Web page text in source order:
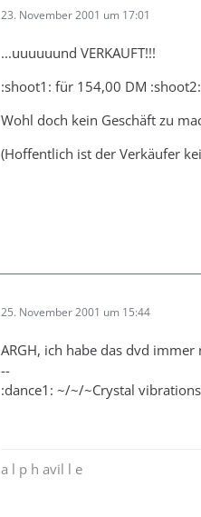
23. November 2001 um 17:01
...uuuuuund VERKAUFT!!!
:shoot1: für 154,00 DM :shoot2:
Wohl doch kein Geschäft zu
(Hoffentlich ist der Verkäufer
25. November 2001 um 15:44
ARGH, ich habe das dvd
--
:dance1: ~/~/~Crystal
a l p h avil l e